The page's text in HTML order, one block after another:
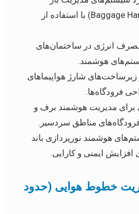
(Baggage Handling System) با استفاده از
مصرف انرژی در ساختمان‌های
هوشمند.
زیرساخت‌های شارژ هواپیماهای
فرودگاه‌ها.
برای مدیریت هوشمند برف و
فرودگاه‌های مناطق سردسیر.
هوشمند نورپردازی باند
ایمنی و کارایی.
خطوط هوایی (حدود